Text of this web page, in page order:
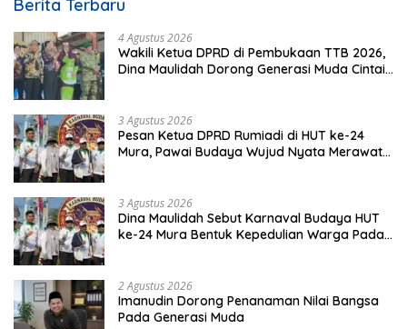
Berita Terbaru
4 Agustus 2026
Wakili Ketua DPRD di Pembukaan TTB 2026,
Dina Maulidah Dorong Generasi Muda Cintai
3 Agustus 2026
Pesan Ketua DPRD Rumiadi di HUT ke-24
Mura, Pawai Budaya Wujud Nyata Merawat
3 Agustus 2026
Dina Maulidah Sebut Karnaval Budaya HUT
ke-24 Mura Bentuk Kepedulian Warga Pada
2 Agustus 2026
Imanudin Dorong Penanaman Nilai Bangsa
Pada Generasi Muda